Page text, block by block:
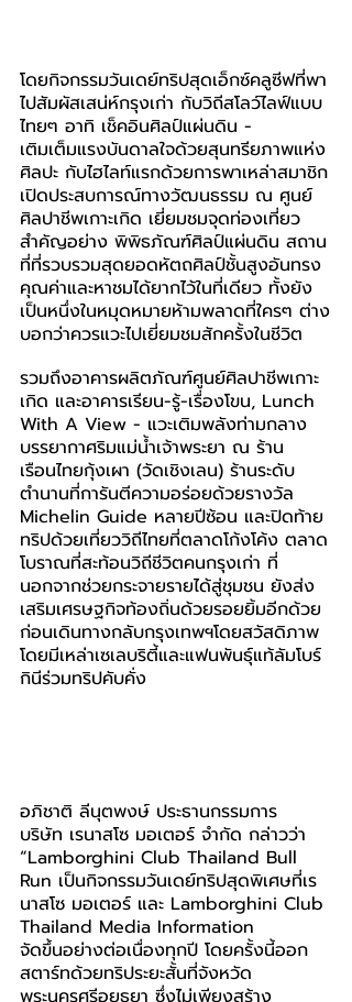
โดยกิจกรรมวันเดย์ทริปสุดเอ็กซ์คลูซีฟที่พา
ไปสัมผัสเสน่ห์กรุงเก่า กับวิถีสโลว์ไลฟ์แบบ
ไทยๆ อาทิ เช็คอินศิลป์แผ่นดิน -
เติมเต็มแรงบันดาลใจด้วยสุนทรียภาพแห่ง
ศิลปะ กับไฮไลท์แรกด้วยการพาเหล่าสมาชิก
เปิดประสบการณ์ทางวัฒนธรรม ณ ศูนย์
ศิลปาชีพเกาะเกิด เยี่ยมชมจุดท่องเที่ยว
สำคัญอย่าง พิพิธภัณฑ์ศิลป์แผ่นดิน สถาน
ที่ที่รวบรวมสุดยอดหัตถศิลป์ชั้นสูงอันทรง
คุณค่าและหาชมได้ยากไว้ในที่เดียว ทั้งยัง
เป็นหนึ่งในหมุดหมายห้ามพลาดที่ใครๆ ต่าง
บอกว่าควรแวะไปเยี่ยมชมสักครั้งในชีวิต
รวมถึงอาคารผลิตภัณฑ์ศูนย์ศิลปาชีพเกาะ
เกิด และอาคารเรียน-รู้-เรื่องโขน, Lunch
With A View - แวะเติมพลังท่ามกลาง
บรรยากาศริมแม่น้ำเจ้าพระยา ณ ร้าน
เรือนไทยกุ้งเผา (วัดเชิงเลน) ร้านระดับ
ตำนานที่การันตีความอร่อยด้วยรางวัล
Michelin Guide หลายปีซ้อน และปิดท้าย
ทริปด้วยเที่ยววิถีไทยที่ตลาดโก้งโค้ง ตลาด
โบราณที่สะท้อนวิถีชีวิตคนกรุงเก่า ที่
นอกจากช่วยกระจายรายได้สู่ชุมชน ยังส่ง
เสริมเศรษฐกิจท้องถิ่นด้วยรอยยิ้มอีกด้วย
ก่อนเดินทางกลับกรุงเทพฯโดยสวัสดิภาพ
โดยมีเหล่าเซเลบริตี้และแฟนพันธุ์แท้ลัมโบร์
กินีร่วมทริปคับคั่ง
อภิชาติ ลีนุตพงษ์ ประธานกรรมการ
บริษัท เรนาสโซ มอเตอร์ จำกัด กล่าวว่า
“Lamborghini Club Thailand Bull
Run เป็นกิจกรรมวันเดย์ทริปสุดพิเศษที่เร
นาสโซ มอเตอร์ และ Lamborghini Club
Thailand Media Information
จัดขึ้นอย่างต่อเนื่องทุกปี โดยครั้งนี้ออก
สตาร์ทด้วยทริประยะสั้นที่จังหวัด
พระนครศรีอยุธยา ซึ่งไม่เพียงสร้าง